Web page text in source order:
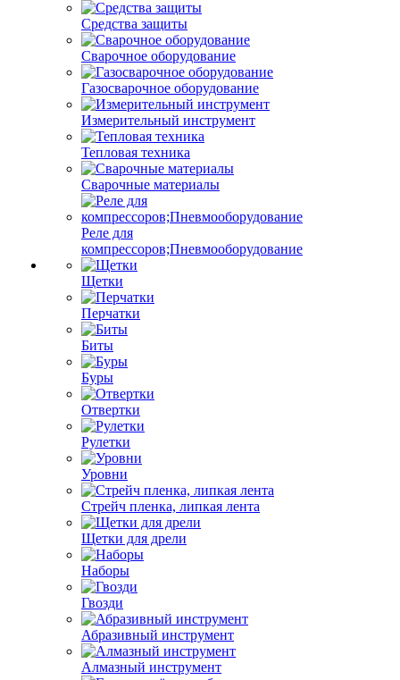
Средства защиты
Сварочное оборудование
Газосварочное оборудование
Измерительный инструмент
Тепловая техника
Сварочные материалы
Реле для
компрессоров;Пневмооборудование
Щетки
Перчатки
Биты
Буры
Отвертки
Рулетки
Уровни
Стрейч пленка, липкая лента
Щетки для дрели
Наборы
Гвозди
Абразивный инструмент
Алмазный инструмент